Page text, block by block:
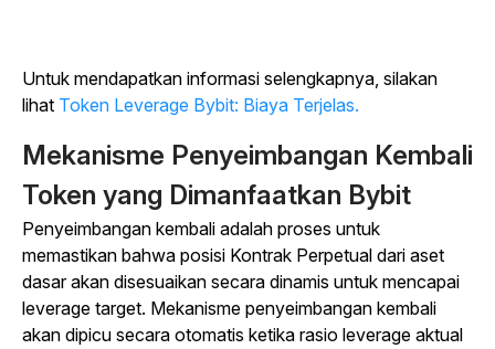
Untuk mendapatkan informasi selengkapnya, silakan
lihat Token Leverage Bybit: Biaya Terjelas.
Mekanisme Penyeimbangan Kembali
Token yang Dimanfaatkan Bybit
Penyeimbangan kembali adalah proses untuk
memastikan bahwa posisi Kontrak Perpetual dari aset
dasar akan disesuaikan secara dinamis untuk mencapai
leverage target. Mekanisme penyeimbangan kembali
akan dipicu secara otomatis ketika rasio leverage aktual